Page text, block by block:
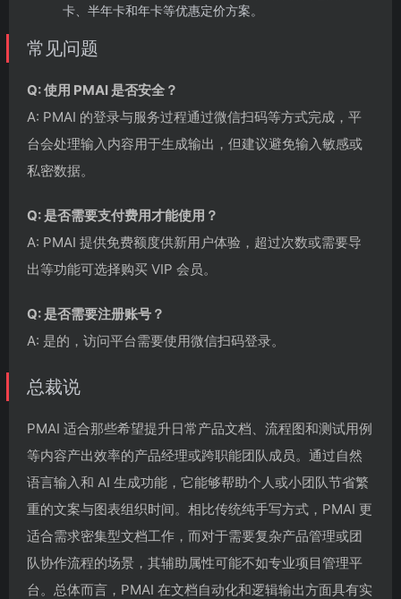
卡、半年卡和年卡等优惠定价方案。
常见问题
Q: 使用 PMAI 是否安全？
A: PMAI 的登录与服务过程通过微信扫码等方式完成，平
台会处理输入内容用于生成输出，但建议避免输入敏感或
私密数据。
Q: 是否需要支付费用才能使用？
A: PMAI 提供免费额度供新用户体验，超过次数或需要导
出等功能可选择购买 VIP 会员。
Q: 是否需要注册账号？
A: 是的，访问平台需要使用微信扫码登录。
总裁说
PMAI 适合那些希望提升日常产品文档、流程图和测试用例
等内容产出效率的产品经理或跨职能团队成员。通过自然
语言输入和 AI 生成功能，它能够帮助个人或小团队节省繁
重的文案与图表组织时间。相比传统纯手写方式，PMAI 更
适合需求密集型文档工作，而对于需要复杂产品管理或团
队协作流程的场景，其辅助属性可能不如专业项目管理平
台。总体而言，PMAI 在文档自动化和逻辑输出方面具有实